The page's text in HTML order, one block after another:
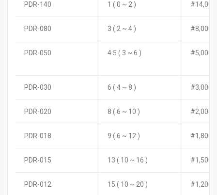
PDR-140 1 ( 0 ~ 2 ) #14,00
PDR-080 3 ( 2 ~ 4 ) #8,000
PDR-050 4.5 ( 3 ~ 6 ) #5,000
PDR-030 6 ( 4 ~ 8 ) #3,000
PDR-020 8 ( 6 ~ 10 ) #2,000
PDR-018 9 ( 6 ~ 12 ) #1,800
PDR-015 13 ( 10 ~ 16 ) #1,500
PDR-012 15 ( 10 ~ 20 ) #1,200